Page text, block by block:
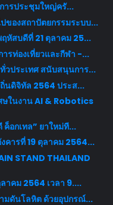
ารประชุมใหญ่ครั...
องสถาปัตยกรรมระบบ...
สบดีที่ 21 ตุลาคม 25...
รท่องเที่ยวและกีฬา -...
ประเทศ สนับสนุนการ...
นดิจิทัล 2564 ประส...
ษในงาน AI & Robotics
ค็อกเทล” ยาใหม่ที...
ารที่ 19 ตุลาคม 2564...
STAND THAILAND
าคม 2564 เวลา 9....
มดันโลหิต ด้วยอุปกรณ์...